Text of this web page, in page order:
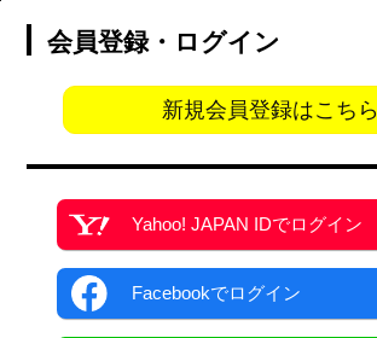
会員登録・ログイン
新規会員登録はこちら
Yahoo! JAPAN IDでログイン
Facebookでログイン